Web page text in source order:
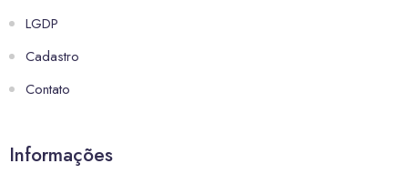
LGDP
Cadastro
Contato
Informações